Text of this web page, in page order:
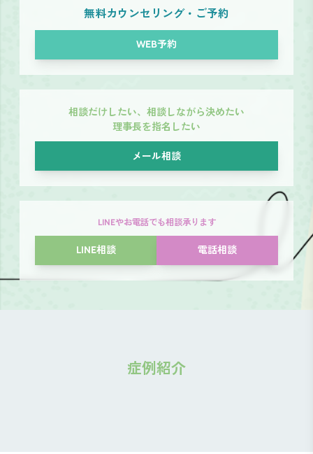
無料カウンセリング・ご予約
WEB予約
相談だけしたい、相談しながら決めたい
理事長を指名したい
メール相談
LINEやお電話でも相談承ります
LINE相談 電話相談
症例紹介